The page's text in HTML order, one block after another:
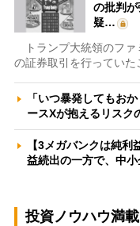
の批判
疑…
トランプ大統領のファ
の証券取引を行ってい
「いつ暴発してもお
ースXが抱えるリス
【3メガバンクは純
益続出の一方で、中
投資ノウハウ満